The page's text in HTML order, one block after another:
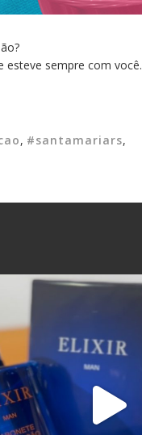
esteve sempre com você.
, #santamariars,